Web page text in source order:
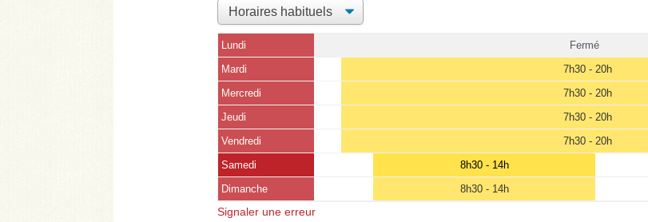
Lundi Fermé
Mardi 7h30 - 20h
Mercredi 7h30 - 20h
Jeudi 7h30 - 20h
Vendredi 7h30 - 20h
Samedi 8h30 - 14h
Dimanche 8h30 - 14h
Signaler une erreur